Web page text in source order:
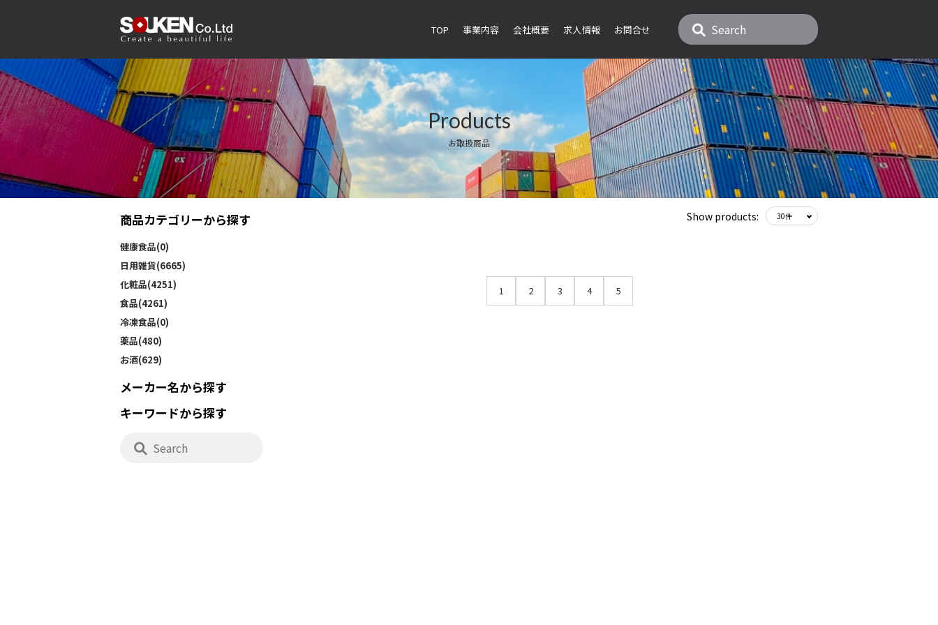
TOP 事業内容 会社概要 求人情報 お問合せ
Products
お取扱商品
商品カテゴリーから探す
健康食品(0)
日用雑貨(6665)
化粧品(4251)
食品(4261)
冷凍食品(0)
薬品(480)
お酒(629)
メーカー名から探す
キーワードから探す
Show products:
1 2 3 4 5